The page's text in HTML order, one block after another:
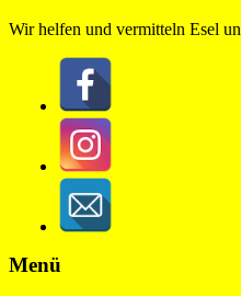
Wir helfen und vermitteln Esel
Menü